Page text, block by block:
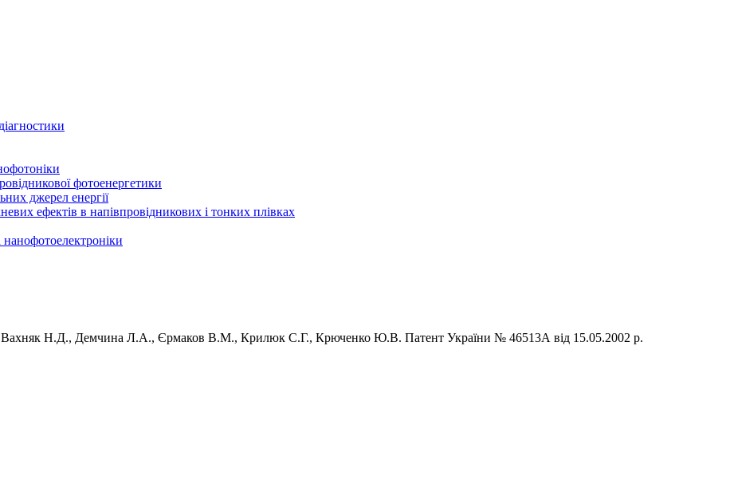
фотоенергетики
джерел енергії
ефектів в напівпровідникових і тонких плівках
нанофотоелектроніки
Вахняк Н.Д., Демчина Л.А., Єрмаков В.М., Крилюк С.Г., Крюченко Ю.В. Патент України № 46513А від 15.05.2002 р.